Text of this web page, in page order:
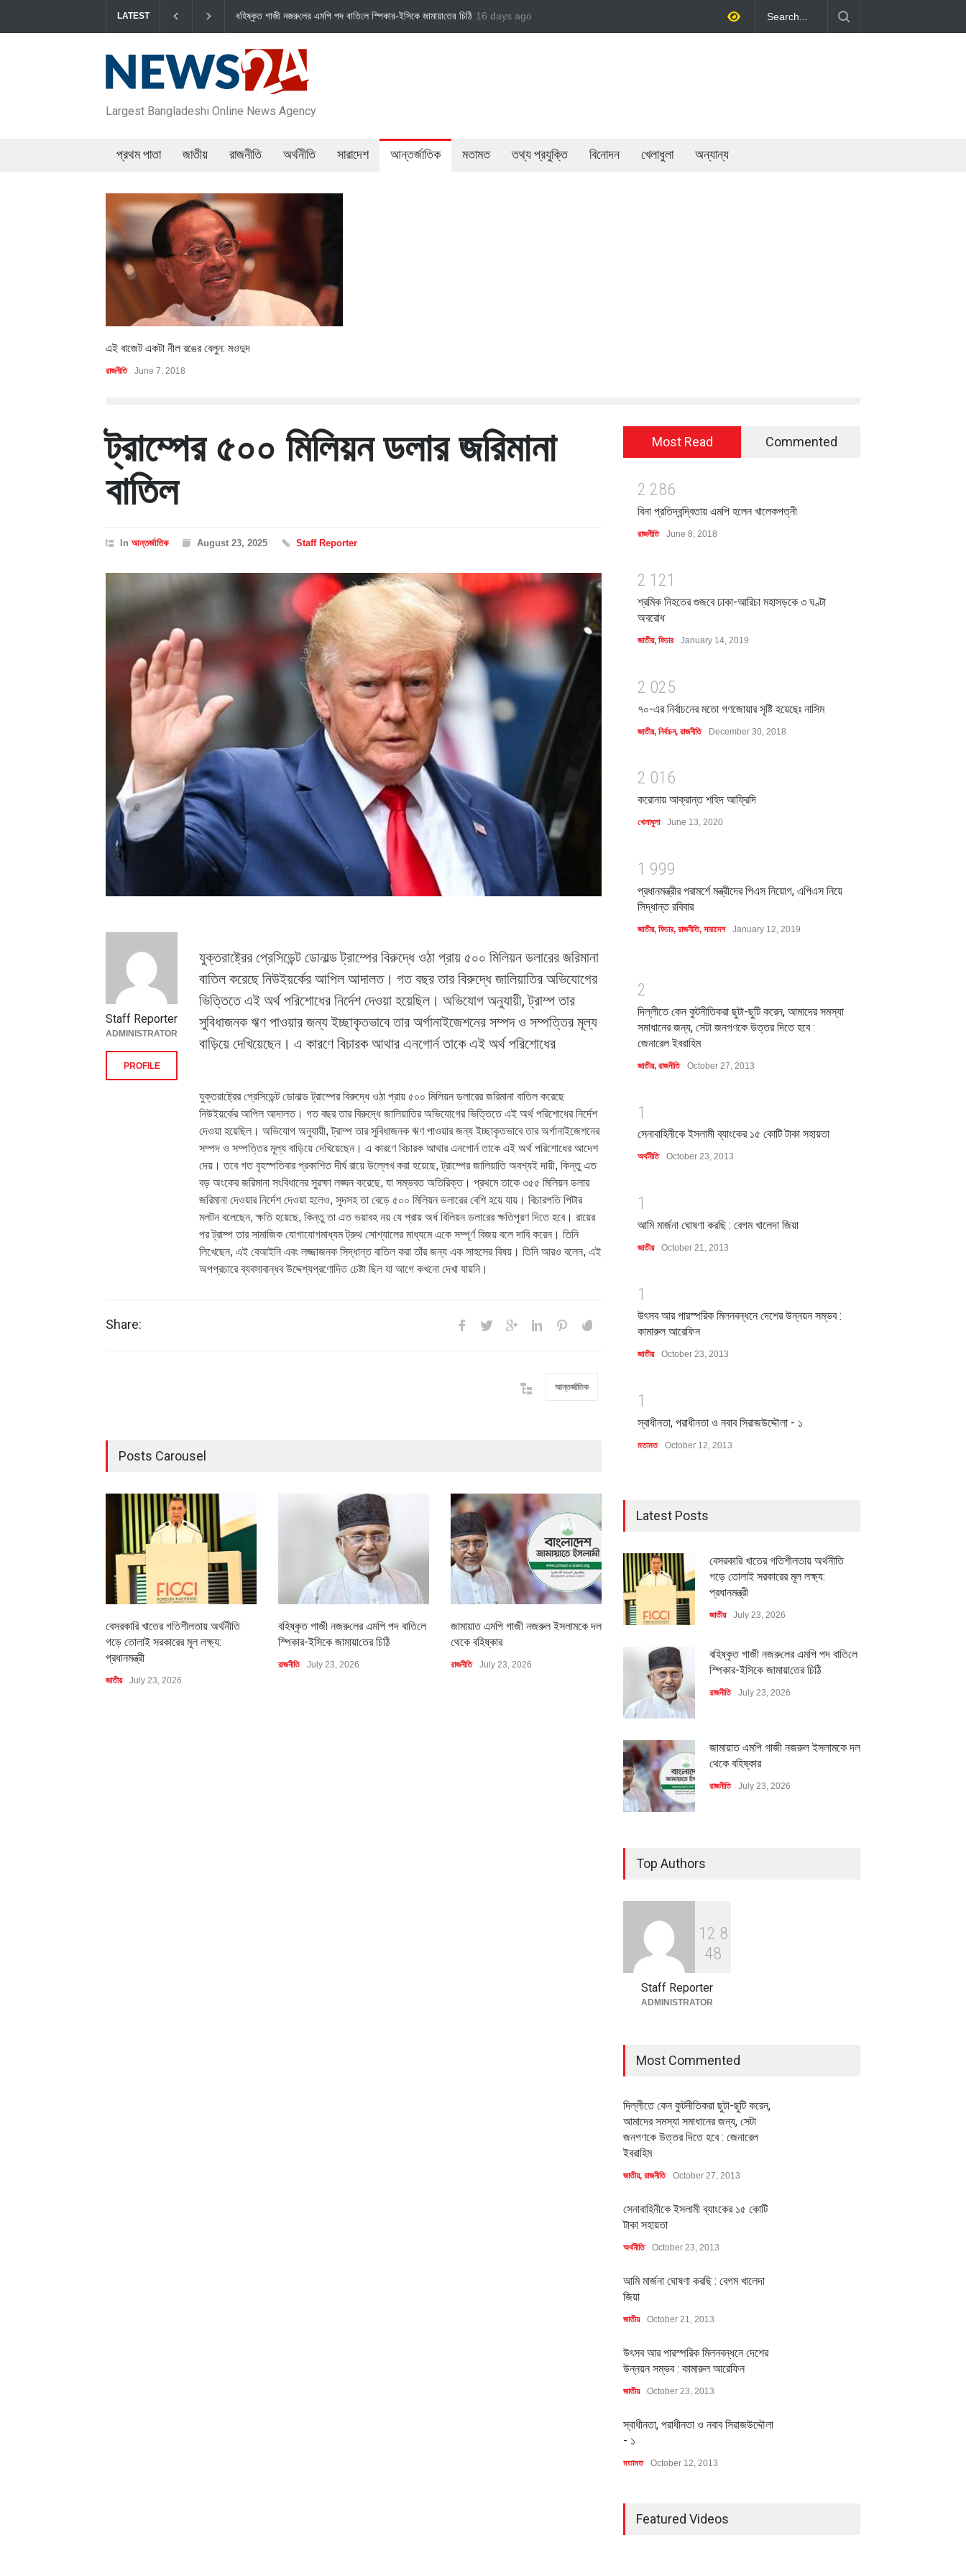
LATEST
বহিষ্কৃত গাজী নজরু‌লের এম‌পি পদ বা‌তি‌লে স্পিকার-ইসিকে জামায়া‌তের চি‌ঠি জামায়াত এমপি গাজী নজরুল ইসলামকে দল থেকে বহিষ্কার বেসরকারি খাতের গতিশীলতায় অর্থনীতি গড়ে তোলাই সরকারের মূল লক্ষ্য: প্রধানমন্ত্রী
16 days ago
Largest Bangladeshi Online News Agency
প্রথম পাতা জাতীয় রাজনীতি অর্থনীতি সারাদেশ আন্তর্জাতিক মতামত তথ্য প্রযুক্তি বিনোদন খেলাধুলা অন্যান্য
এই বাজেট একটা নীল রঙের বেলুন: মওদুদ
রাজনীতি June 7, 2018
ট্রাম্পের ৫০০ মিলিয়ন ডলার জরিমানা
বাতিল
In আন্তর্জাতিক August 23, 2025 Staff Reporter
যুক্তরাষ্ট্রের প্রেসিডেন্ট ডোনাল্ড ট্রাম্পের বিরুদ্ধে ওঠা প্রায় ৫০০ মিলিয়ন ডলারের জরিমানা
বাতিল করেছে নিউইয়র্কের আপিল আদালত। গত বছর তার বিরুদ্ধে জালিয়াতির অভিযোগের
ভিত্তিতে এই অর্থ পরিশোধের নির্দেশ দেওয়া হয়েছিল। অভিযোগ অনুযায়ী, ট্রাম্প তার
সুবিধাজনক ঋণ পাওয়ার জন্য ইচ্ছাকৃতভাবে তার অর্গানাইজেশনের সম্পদ ও সম্পত্তির মূল্য
বাড়িয়ে দেখিয়েছেন। এ কারণে বিচারক আথার এনগোর্ন তাকে এই অর্থ পরিশোধের
যুক্তরাষ্ট্রের প্রেসিডেন্ট ডোনাল্ড ট্রাম্পের বিরুদ্ধে ওঠা প্রায় ৫০০ মিলিয়ন ডলারের জরিমানা বাতিল করেছে
নিউইয়র্কের আপিল আদালত। গত বছর তার বিরুদ্ধে জালিয়াতির অভিযোগের ভিত্তিতে এই অর্থ পরিশোধের নির্দেশ
দেওয়া হয়েছিল। অভিযোগ অনুযায়ী, ট্রাম্প তার সুবিধাজনক ঋণ পাওয়ার জন্য ইচ্ছাকৃতভাবে তার অর্গানাইজেশনের
সম্পদ ও সম্পত্তির মূল্য বাড়িয়ে দেখিয়েছেন। এ কারণে বিচারক আথার এনগোর্ন তাকে এই অর্থ পরিশোধের আদেশ
দেয়। তবে গত বৃহস্পতিবার প্রকাশিত দীর্ঘ রায়ে উল্লেখ করা হয়েছে, ট্রাম্পের জালিয়াতি অবশ্যই দায়ী, কিন্তু এত
বড় অংকের জরিমানা সংবিধানের সুরক্ষা লঙ্ঘন করেছে, যা সম্ভবত অতিরিক্ত। প্রথমে তাকে ৩৫৫ মিলিয়ন ডলার
জরিমানা দেওয়ার নির্দেশ দেওয়া হলেও, সুদসহ তা বেড়ে ৫০০ মিলিয়ন ডলারের বেশি হয়ে যায়। বিচারপতি পিটার
মলটন বলেছেন, ক্ষতি হয়েছে, কিন্তু তা এত ভয়াবহ নয় যে প্রায় অর্ধ বিলিয়ন ডলারের ক্ষতিপূরণ দিতে হবে। রায়ের
পর ট্রাম্প তার সামাজিক যোগাযোগমাধ্যম ট্রুথ সোশ্যালের মাধ্যমে একে সম্পূর্ণ বিজয় বলে দাবি করেন। তিনি
লিখেছেন, এই বেআইনি এবং লজ্জাজনক সিদ্ধান্ত বাতিল করা তাঁর জন্য এক সাহসের বিষয়। তিনি আরও বলেন, এই
অপপ্রচারে ব্যবসাবান্ধব উদ্দেশ্যপ্রণোদিত চেষ্টা ছিল যা আগে কখনো দেখা যায়নি।
Staff Reporter
ADMINISTRATOR
PROFILE
Share:
আন্তর্জাতিক
Posts Carousel
বেসরকারি খাতের গতিশীলতায় অর্থনীতি
গড়ে তোলাই সরকারের মূল লক্ষ্য:
প্রধানমন্ত্রী
জাতীয় July 23, 2026
বহিষ্কৃত গাজী নজরু‌লের এম‌পি পদ বা‌তি‌লে
স্পিকার-ইসিকে জামায়া‌তের চি‌ঠি
রাজনীতি July 23, 2026
জামায়াত এমপি গাজী নজরুল ইসলামকে দল
থেকে বহিষ্কার
রাজনীতি July 23, 2026
৪০০ মিলিয়ন ডলারের বিদেশি বিনিয়োগ
July 23, 2026 অর্থনীতি
Most Read Commented
2 286
বিনা প্রতিদ্বন্দ্বিতায় এমপি হলেন খালেকপত্নী
রাজনীতি June 8, 2018
2 1 21
শ্রমিক নিহতের গুজবে ঢাকা-আরিচা মহাসড়কে ৩ ঘণ্টা
অবরোধ
জাতীয়, ফিচার January 14, 2019
2 025
৭০-এর নির্বাচনের মতো গণজোয়ার সৃষ্টি হয়েছেঃ নাসিম
জাতীয়, নির্বাচন, রাজনীতি December 30, 2018
2 01 6
করোনায় আক্রান্ত শহিদ আফ্রিদি
খেলাধুলা June 13, 2020
1 999
প্রধানমন্ত্রীর পরামর্শে মন্ত্রীদের পিএস নিয়োগ, এপিএস নিয়ে
সিদ্ধান্ত রবিবার
জাতীয়, ফিচার, রাজনীতি, সারাদেশ January 12, 2019
2
দিল্লীতে কেন কুটনীতিকরা ছুটা-ছুটি করেন, আমাদের সমস্যা
সমাধানের জন্য, সেটা জনগণকে উত্তর দিতে হবে :
জেনারেল ইবরাহিম
জাতীয়, রাজনীতি October 27, 2013
1
সেনাবাহিনীকে ইসলামী ব্যাংকের ১৫ কোটি টাকা সহায়তা
অর্থনীতি October 23, 2013
1
আমি মার্জনা ঘোষণা করছি : বেগম খালেদা জিয়া
জাতীয় October 21, 2013
1
উৎসব আর পারস্পরিক মিলনবন্ধনে দেশের উন্নয়ন সম্ভব :
কামারুল আরেফিন
জাতীয় October 23, 2013
1
স্বাধীনতা, পরাধীনতা ও নবাব সিরাজউদ্দৌলা - ১
মতামত October 12, 2013
Latest Posts
বেসরকারি খাতের গতিশীলতায় অর্থনীতি
গড়ে তোলাই সরকারের মূল লক্ষ্য:
প্রধানমন্ত্রী
জাতীয় July 23, 2026
বহিষ্কৃত গাজী নজরু‌লের এম‌পি পদ বা‌তি‌লে
স্পিকার-ইসিকে জামায়া‌তের চি‌ঠি
রাজনীতি July 23, 2026
জামায়াত এমপি গাজী নজরুল ইসলামকে দল
থেকে বহিষ্কার
রাজনীতি July 23, 2026
বৈশ্বিক প্রতিযোগিতা সক্ষমতা বাড়াতে
পোশাক শিল্পে নতুন উদ্যোগ
Top Authors
1 2 8
48
Staff Reporter
ADMINISTRATOR
Most Commented
দিল্লীতে কেন কুটনীতিকরা ছুটা-ছুটি করেন,
আমাদের সমস্যা সমাধানের জন্য, সেটা
জনগণকে উত্তর দিতে হবে : জেনারেল
ইবরাহিম
জাতীয়, রাজনীতি October 27, 2013
সেনাবাহিনীকে ইসলামী ব্যাংকের ১৫ কোটি
টাকা সহায়তা
অর্থনীতি October 23, 2013
আমি মার্জনা ঘোষণা করছি : বেগম খালেদা
জিয়া
জাতীয় October 21, 2013
উৎসব আর পারস্পরিক মিলনবন্ধনে দেশের
উন্নয়ন সম্ভব : কামারুল আরেফিন
জাতীয় October 23, 2013
স্বাধীনতা, পরাধীনতা ও নবাব সিরাজউদ্দৌলা
- ১
মতামত October 12, 2013
Featured Videos